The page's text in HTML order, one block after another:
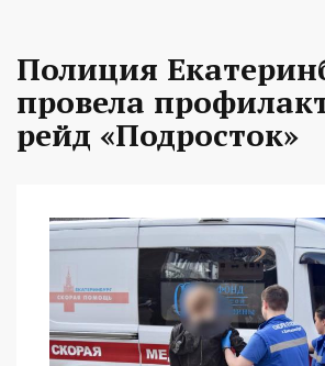
Полиция
провела
рейд «Подросток»